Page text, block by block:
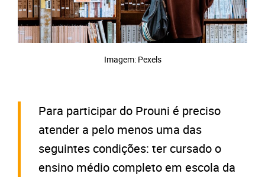
Imagem: Pexels
Para participar do Prouni é preciso
atender a pelo menos uma das
seguintes condições: ter cursado o
ensino médio completo em escola da